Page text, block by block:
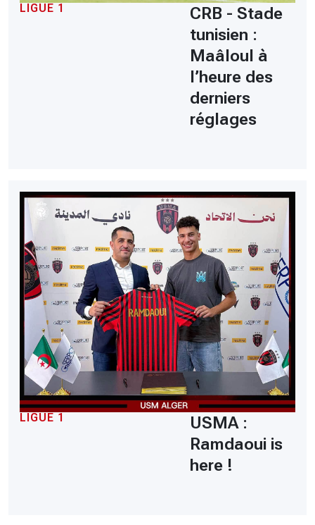
LIGUE 1
CRB - Stade
tunisien :
Maâloul à
l’heure des
derniers
réglages
LIGUE 1
USMA :
Ramdaoui is
here !